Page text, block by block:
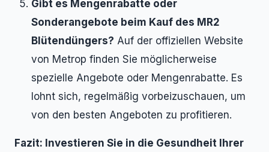
Gibt es Mengenrabatte oder
Sonderangebote beim Kauf des MR2
Blütendüngers? Auf der offiziellen Website
von Metrop finden Sie möglicherweise
spezielle Angebote oder Mengenrabatte. Es
lohnt sich, regelmäßig vorbeizuschauen, um
von den besten Angeboten zu profitieren.
Fazit: Investieren Sie in die Gesundheit Ihrer